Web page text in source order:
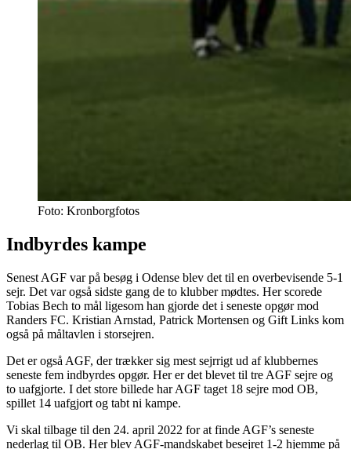
Foto: Kronborgfotos
Indbyrdes kampe
Senest AGF var på besøg i Odense blev det til en overbevisende 5-1
sejr. Det var også sidste gang de to klubber mødtes. Her scorede
Tobias Bech to mål ligesom han gjorde det i seneste opgør mod
Randers FC. Kristian Arnstad, Patrick Mortensen og Gift Links kom
også på måltavlen i storsejren.
Det er også AGF, der trækker sig mest sejrrigt ud af klubbernes
seneste fem indbyrdes opgør. Her er det blevet til tre AGF sejre og
to uafgjorte. I det store billede har AGF taget 18 sejre mod OB,
spillet 14 uafgjort og tabt ni kampe.
Vi skal tilbage til den 24. april 2022 for at finde AGF’s seneste
nederlag til OB. Her blev AGF-mandskabet besejret 1-2 hjemme på